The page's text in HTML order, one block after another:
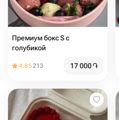
Премиум бокс S с
голубикой
4.85213 17 000֏